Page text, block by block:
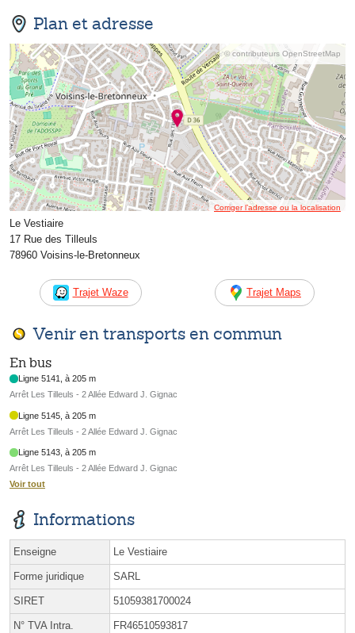
Plan et adresse
© contributeurs OpenStreetMap
Corriger l’adresse ou la localisation
Le Vestiaire
17 Rue des Tilleuls
78960 Voisins-le-Bretonneux
Trajet Waze Trajet Maps
Venir en transports en commun
En bus
Ligne 5141, à 205 m
Arrêt Les Tilleuls - 2 Allée Edward J. Gignac
Ligne 5145, à 205 m
Arrêt Les Tilleuls - 2 Allée Edward J. Gignac
Ligne 5143, à 205 m
Arrêt Les Tilleuls - 2 Allée Edward J. Gignac
Voir tout
Informations
Enseigne Le Vestiaire
Forme juridique SARL
SIRET 51059381700024
N° TVA Intra. FR46510593817